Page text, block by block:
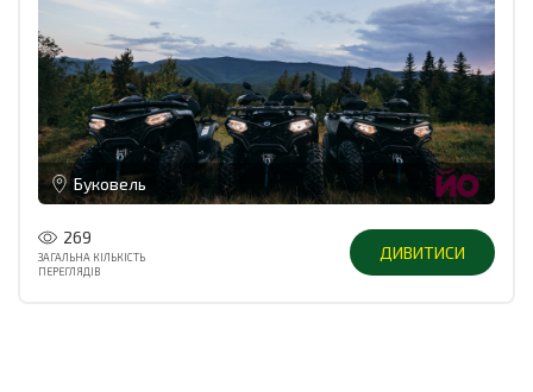
Буковель
269
ЗАГАЛЬНА КІЛЬКІСТЬ
ПЕРЕГЛЯДІВ
ДИВИТИСИ